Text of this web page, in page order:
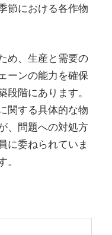
節における各作物
め、生産と需要の
ーンの能力を確保
階にあります。
関する具体的な物
、問題への対処方
に委ねられていま